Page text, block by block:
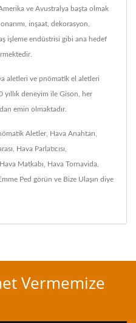
ve Avustralya başta olmak
inşaat, dekorasyon,
işleme endüstrisi gibi ana hedef
aletleri ve pnömatik el aletleri
yıllık deneyim ile Gison, her
emin olmaktadır.
Aletler, Hava Anahtarı
Hava Parlatıcısı
Hava Matkabı Hava Tornavida
Ped görün ve Bize Ulaşın diye
Vermemize